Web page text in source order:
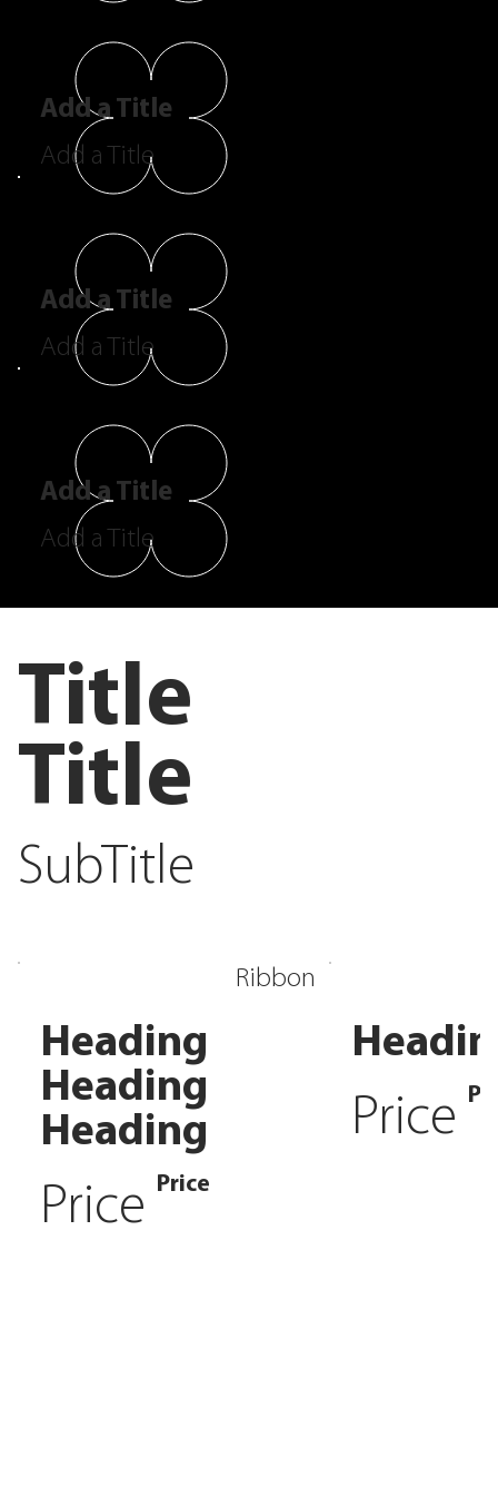
Add a Title
Add a Title
Add a Title
Add a Title
Add a Title
Add a Title
Title
Title
SubTitle
Ribbon
Heading
Heading
Heading
Price Price
Price